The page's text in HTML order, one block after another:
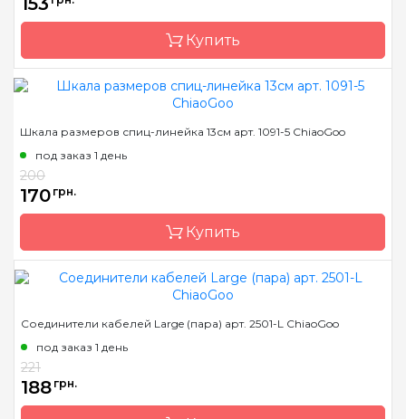
Купить
Назначение
Шкала размеров спиц-линейка 13см арт. 1091-5 ChiaoGoo
под заказ 1 день
200
170 грн.
Купить
Назначение
Соединители кабелей Large (пара) арт. 2501-L ChiaoGoo
под заказ 1 день
221
188 грн.